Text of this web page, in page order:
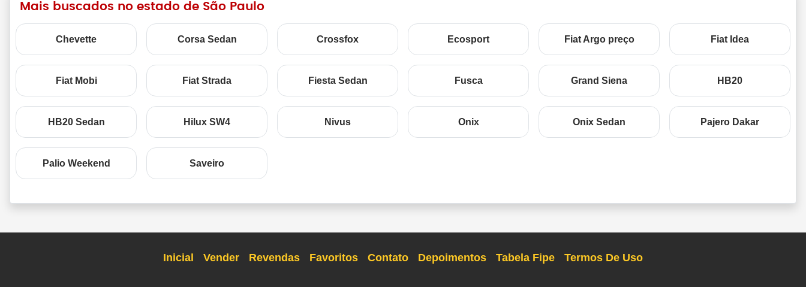
Mais buscados no estado de São Paulo
Chevette Corsa Sedan Crossfox Ecosport Fiat Argo preço Fiat Idea
Fiat Mobi Fiat Strada Fiesta Sedan Fusca Grand Siena HB20
HB20 Sedan Hilux SW4 Nivus Onix Onix Sedan Pajero Dakar
Palio Weekend Saveiro
Inicial Vender Revendas Favoritos Contato Depoimentos Tabela Fipe Termos De Uso